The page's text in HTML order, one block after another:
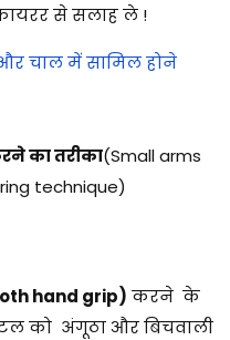
से सलाह ले !
चाल में सामिल होने
का तरीका(Small arms
technique)
hand grip) करने के
को अंगूठा और बिचवाली